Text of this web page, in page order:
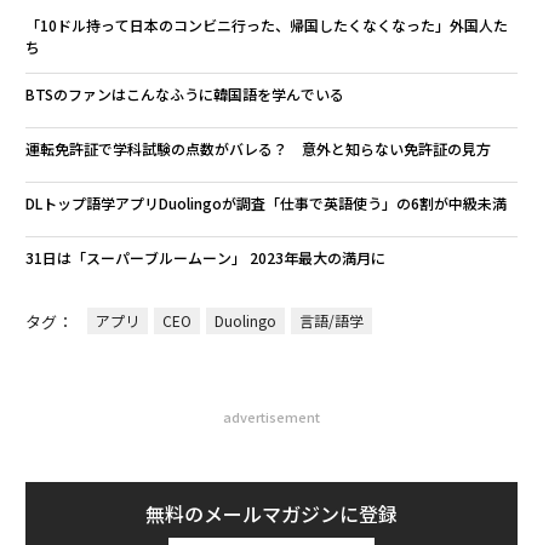
「10ドル持って日本のコンビニ行った、帰国したくなくなった」外国人た
ち
BTSのファンはこんなふうに韓国語を学んでいる
運転免許証で学科試験の点数がバレる？ 意外と知らない免許証の見方
DLトップ語学アプリDuolingoが調査「仕事で英語使う」の6割が中級未満
31日は「スーパーブルームーン」 2023年最大の満月に
タグ： アプリ CEO Duolingo 言語/語学
advertisement
無料のメールマガジンに登録